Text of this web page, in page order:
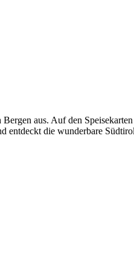
aus. Auf den
entdeckt die wunderbare